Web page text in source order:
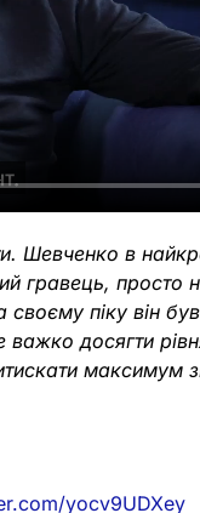
Шевченко в
гравець, просто
своєму піку він
важко досягти
максимум зі
yocv9UDXey